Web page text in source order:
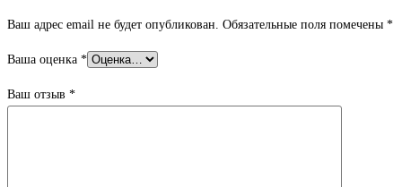
Ваш адрес email не будет опубликован. Обязательные поля помечены *
Ваша оценка *
Ваш отзыв *